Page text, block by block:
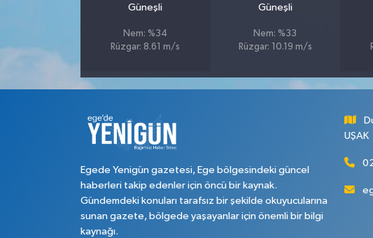
Güneşli
Nem: %34
Rüzgar: 8.61 m/s
Güneşli
Nem: %33
Rüzgar: 10.19 m/s
Egede Yenigün gazetesi, Ege bölgesindeki güncel
haberleri takip edenler için öncü bir kaynak.
Gündemdeki konuları tarafsız bir şekilde okuyucularına
sunan gazete, bölgede yaşayanlar için önemli bir bilgi
kaynağı.
UŞAK